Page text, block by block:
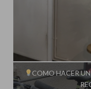
COMO HACER